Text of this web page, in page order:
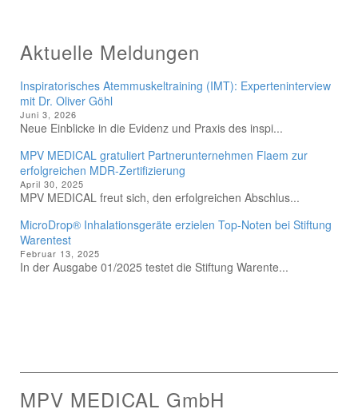
Aktuelle Meldungen
Inspiratorisches Atemmuskeltraining (IMT): Experteninterview
mit Dr. Oliver Göhl
Juni 3, 2026
Neue Einblicke in die Evidenz und Praxis des inspi...
MPV MEDICAL gratuliert Partnerunternehmen Flaem zur
erfolgreichen MDR-Zertifizierung
April 30, 2025
MPV MEDICAL freut sich, den erfolgreichen Abschlus...
MicroDrop® Inhalationsgeräte erzielen Top-Noten bei Stiftung
Warentest
Februar 13, 2025
In der Ausgabe 01/2025 testet die Stiftung Warente...
MPV MEDICAL GmbH